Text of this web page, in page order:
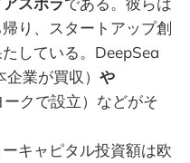
り、スタートアップ創
している。DeepSea
業が買収） や
クで設立）などがそ
キャピタル投資額は欧